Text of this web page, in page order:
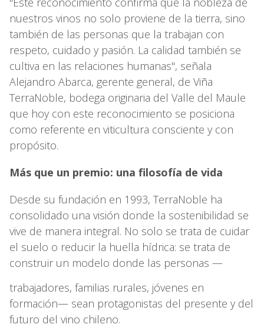
nuestros vinos no solo proviene de la tierra, sino
también de las personas que la trabajan con
respeto, cuidado y pasión. La calidad también se
cultiva en las relaciones humanas", señala
Alejandro Abarca, gerente general, de Viña
TerraNoble, bodega originaria del Valle del Maule
que hoy con este reconocimiento se posiciona
como referente en viticultura consciente y con
propósito.
Más que un premio: una filosofía de vida
Desde su fundación en 1993, TerraNoble ha
consolidado una visión donde la sostenibilidad se
vive de manera integral. No solo se trata de cuidar
el suelo o reducir la huella hídrica: se trata de
construir un modelo donde las personas —
trabajadores, familias rurales, jóvenes en
formación— sean protagonistas del presente y del
futuro del vino chileno.